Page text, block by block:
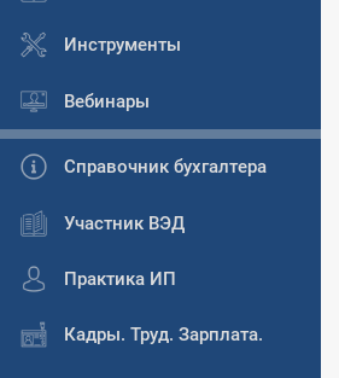
Инструменты
Вебинары
Справочник бухгалтера
Участник ВЭД
Практика ИП
Кадры. Труд. Зарплата.